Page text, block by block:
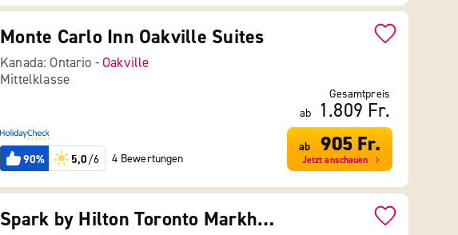
Monte Carlo Inn Oakville Suites
Kanada: Ontario -Oakville
Mittelklasse
90% 5,0/6 4 Bewertungen
Gesamtpreis
ab
1.809 Fr.
ab 905 Fr.
Jetzt anschauen
Spark by Hilton Toronto Markham